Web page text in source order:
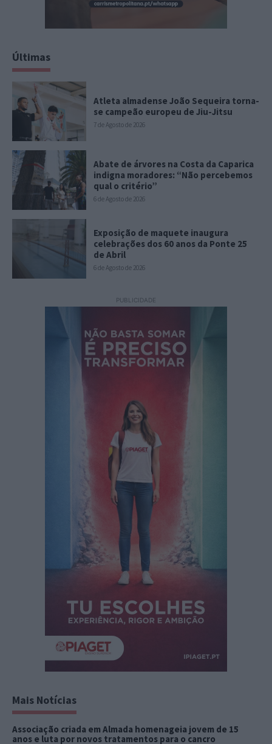
Últimas
Atleta almadense João Sequeira torna-
se campeão europeu de Jiu-Jitsu
7 de Agosto de 2026
Abate de árvores na Costa da Caparica
indigna moradores: “Não percebemos
qual o critério”
6 de Agosto de 2026
Exposição de maquete inaugura
celebrações dos 60 anos da Ponte 25
de Abril
6 de Agosto de 2026
PUBLICIDADE
Mais Notícias
Associação criada em Almada homenageia jovem de 15
anos e luta por novos tratamentos para o cancro